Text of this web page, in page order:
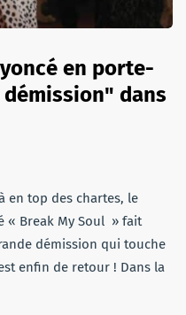
en porte-
dans
en top des chartes, le
« Break My Soul » fait
démission qui touche
enfin de retour ! Dans la